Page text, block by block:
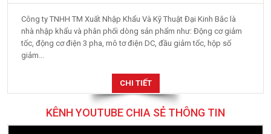
Công ty TNHH TM Xuất Nhập Khẩu Và Kỹ Thuật Đại Kinh Bắc là
nhà nhập khẩu và phân phối dòng sản phẩm như: Động cơ giảm
tốc, động cơ điện 3 pha, mô tơ điện DC, đầu giảm tốc, hộp số
giảm...
CHI TIẾT
KÊNH YOUTUBE CHIA SẺ THÔNG TIN